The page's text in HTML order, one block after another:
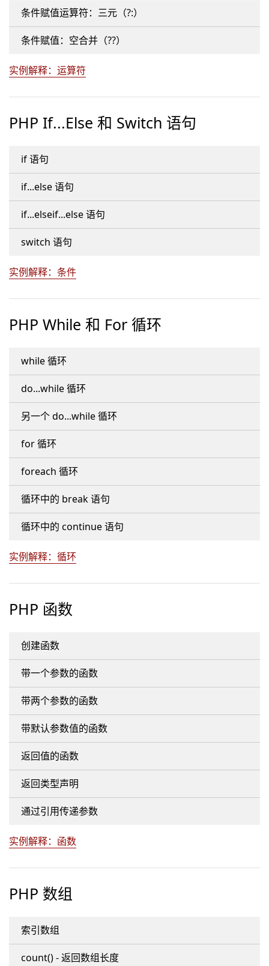
条件赋值运算符：三元（?:）
条件赋值：空合并（??）
实例解释：运算符
PHP If...Else 和 Switch 语句
if 语句
if...else 语句
if...elseif...else 语句
switch 语句
实例解释：条件
PHP While 和 For 循环
while 循环
do...while 循环
另一个 do...while 循环
for 循环
foreach 循环
循环中的 break 语句
循环中的 continue 语句
实例解释：循环
PHP 函数
创建函数
带一个参数的函数
带两个参数的函数
带默认参数值的函数
返回值的函数
返回类型声明
通过引用传递参数
实例解释：函数
PHP 数组
索引数组
count() - 返回数组长度